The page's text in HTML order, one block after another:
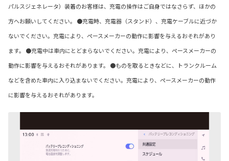
パルスジェネレータ）装着のお客様は、充電の操作はご自身ではなさらず、ほかの
方へお願いしてください。 ●充電時、充電器（スタンド）、充電ケーブルに近づか
ないでください。充電により、ペースメーカーの動作に影響を与えるおそれがあり
ます。 ●充電中は車内にとどまらないでください。充電により、ペースメーカーの
動作に影響を与えるおそれがあります。 ●ものを取るときなどに、トランクルーム
などを含めた車内に入り込まないでください。充電により、ペースメーカーの動作
に影響を与えるおそれがあります。